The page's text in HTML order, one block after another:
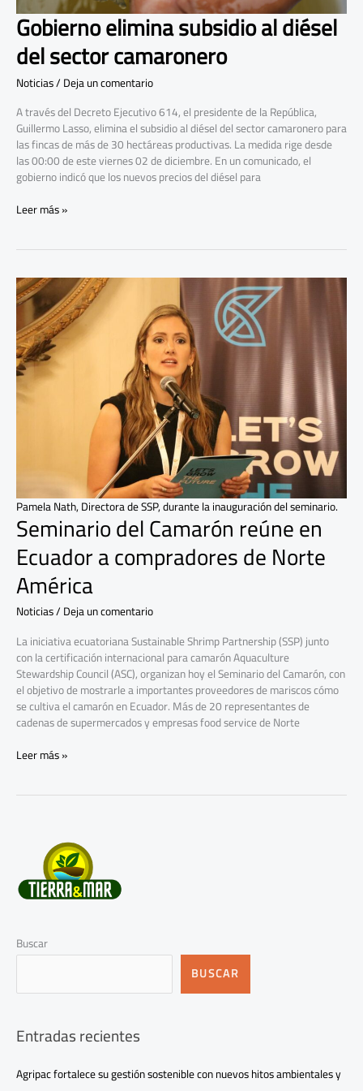
Gobierno elimina subsidio al diésel
del sector camaronero
Noticias/Deja un comentario
A través del Decreto Ejecutivo 614, el presidente de la República,
Guillermo Lasso, elimina el subsidio al diésel del sector camaronero para
las fincas de más de 30 hectáreas productivas. La medida rige desde
las 00:00 de este viernes 02 de diciembre. En un comunicado, el
gobierno indicó que los nuevos precios del diésel para
Leer más »
Seminario del Camarón reúne en
Ecuador a compradores de Norte
América
Noticias/Deja un comentario
La iniciativa ecuatoriana Sustainable Shrimp Partnership (SSP) junto
con la certificación internacional para camarón Aquaculture
Stewardship Council (ASC), organizan hoy el Seminario del Camarón, con
el objetivo de mostrarle a importantes proveedores de mariscos cómo
se cultiva el camarón en Ecuador. Más de 20 representantes de
cadenas de supermercados y empresas food service de Norte
Seminario
del
Camarón
reúne
en
Ecuador
a
compradores
Leer más »
Pamela Nath, Directora de SSP, durante la inauguración del seminario.
Buscar
BUSCAR
Entradas recientes
Agripac fortalece su gestión sostenible con nuevos hitos ambientales y